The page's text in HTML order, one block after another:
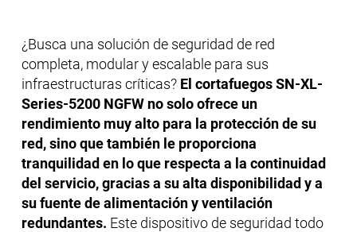
¿Busca una solución de seguridad de red
completa, modular y escalable para sus
infraestructuras críticas? El cortafuegos SN-XL-
Series-5200 NGFW no solo ofrece un
rendimiento muy alto para la protección de su
red, sino que también le proporciona
tranquilidad en lo que respecta a la continuidad
del servicio, gracias a su alta disponibilidad y a
su fuente de alimentación y ventilación
redundantes. Este dispositivo de seguridad todo